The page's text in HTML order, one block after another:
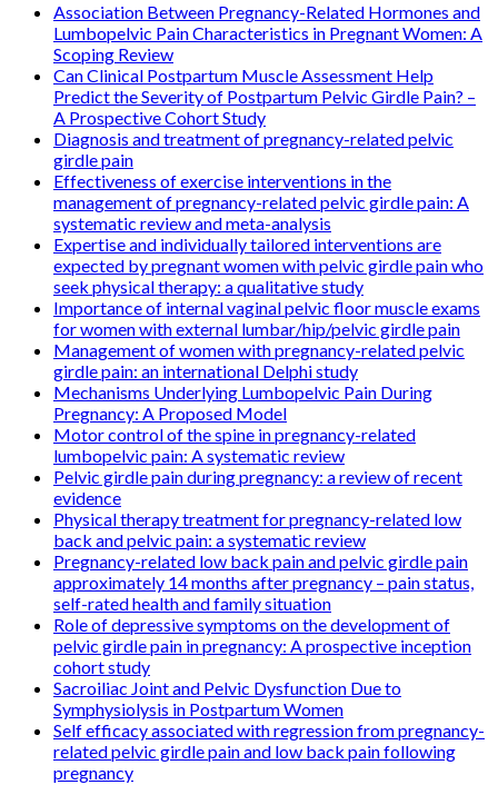
Association Between Pregnancy-Related Hormones and
Lumbopelvic Pain Characteristics in Pregnant Women: A
Scoping Review
Can Clinical Postpartum Muscle Assessment Help
Predict the Severity of Postpartum Pelvic Girdle Pain? –
A Prospective Cohort Study
Diagnosis and treatment of pregnancy-related pelvic
girdle pain
Effectiveness of exercise interventions in the
management of pregnancy-related pelvic girdle pain: A
systematic review and meta-analysis
Expertise and individually tailored interventions are
expected by pregnant women with pelvic girdle pain who
seek physical therapy: a qualitative study
Importance of internal vaginal pelvic floor muscle exams
for women with external lumbar/hip/pelvic girdle pain
Management of women with pregnancy-related pelvic
girdle pain: an international Delphi study
Mechanisms Underlying Lumbopelvic Pain During
Pregnancy: A Proposed Model
Motor control of the spine in pregnancy-related
lumbopelvic pain: A systematic review
Pelvic girdle pain during pregnancy: a review of recent
evidence
Physical therapy treatment for pregnancy-related low
back and pelvic pain: a systematic review
Pregnancy-related low back pain and pelvic girdle pain
approximately 14 months after pregnancy – pain status,
self-rated health and family situation
Role of depressive symptoms on the development of
pelvic girdle pain in pregnancy: A prospective inception
cohort study
Sacroiliac Joint and Pelvic Dysfunction Due to
Symphysiolysis in Postpartum Women
Self efficacy associated with regression from pregnancy-
related pelvic girdle pain and low back pain following
pregnancy